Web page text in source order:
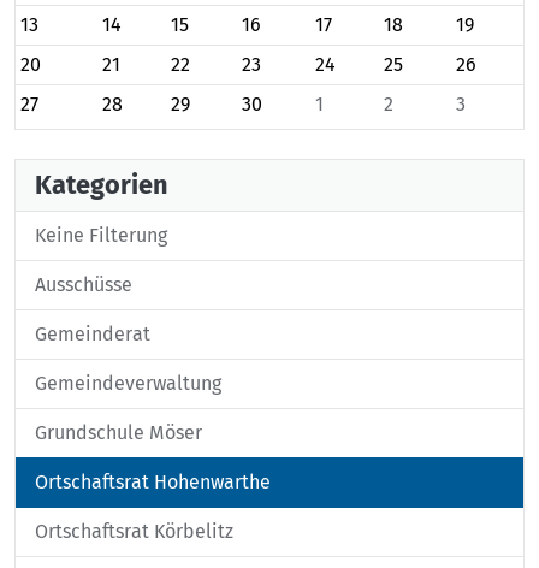
13
14 15 16 17 18
19
20
21 22 23 24 25
26
27
28 29 30 1 2 3
Kategorien
Keine Filterung
Ausschüsse
Gemeinderat
Gemeindeverwaltung
Grundschule Möser
Ortschaftsrat Hohenwarthe
Ortschaftsrat Körbelitz